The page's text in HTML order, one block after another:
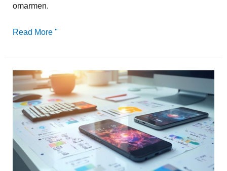
omarmen.
Read More "
Kortingen
&
Promoties:
Strategisch
Positioneren
op
Sociale